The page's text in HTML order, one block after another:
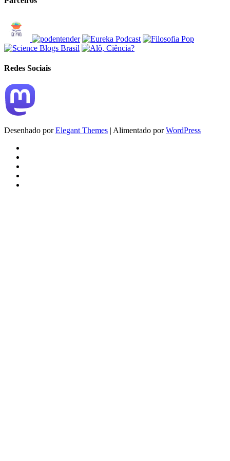
Redes Sociais
Desenhado porElegant Themes | Alimentado porWordPress